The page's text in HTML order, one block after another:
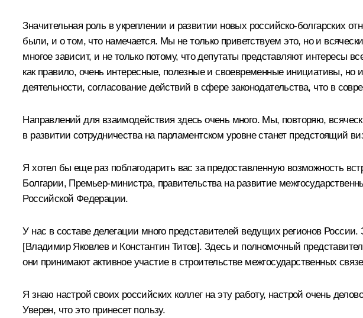
Значительная роль в укреплении и развитии новых российско-болгарских
были, и о том, что намечается. Мы не только приветствуем это, но и
многое зависит, и не только потому, что депутаты представляют интересы
как правило, очень интересные, полезные и своевременные инициативы, но
деятельности, согласование действий в сфере законодательства, что в
Направлений для взаимодействия здесь очень много. Мы, повторяю,
в развитии сотрудничества на парламентском уровне станет предстоящий
Я хотел бы еще раз поблагодарить вас за предоставленную возможность
Болгарии, Премьер-министра, правительства на развитие
Российской Федерации.
У нас в составе делегации много представителей ведущих регионов
[Владимир Яковлев и Константин Титов]. Здесь и полномочный
они принимают активное участие в строительстве межгосударственных
Я знаю настрой своих российских коллег на эту работу, настрой очень
Уверен, что это принесет пользу.